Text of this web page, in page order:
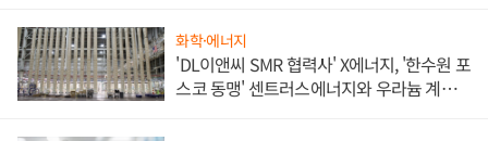
화학·에너지
'DL이앤씨 SMR 협력사' X에너지, '한수원 포
스코 동맹' 센트러스에너지와 우라늄 계약